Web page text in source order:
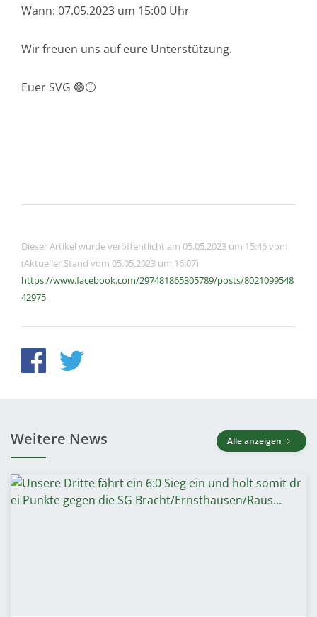
Wann: 07.05.2023 um 15:00 Uhr
Wir freuen uns auf eure Unterstützung.
Euer SVG 🟢⚪️
Dieser Artikel wurde veröffentlicht am 05.05.2023 um 15:46 von:
(Aktueller Stand vom 05.05.2023 um 16:07)
https://www.facebook.com/297481865305789/posts/8021099548
42975
Weitere News Alle anzeigen